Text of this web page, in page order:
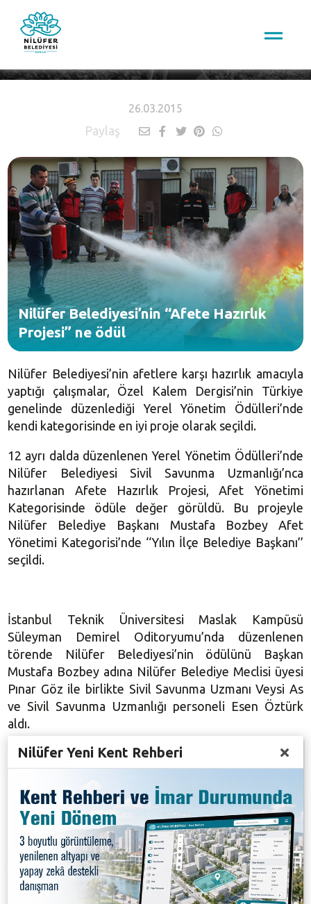
26.03.2015
Paylaş
Nilüfer Belediyesi’nin “Afete Hazırlık
Projesi” ne ödül
Nilüfer Belediyesi’nin afetlere karşı hazırlık amacıyla
yaptığı çalışmalar, Özel Kalem Dergisi’nin Türkiye
genelinde düzenlediği Yerel Yönetim Ödülleri’nde
kendi kategorisinde en iyi proje olarak seçildi.
12 ayrı dalda düzenlenen Yerel Yönetim Ödülleri’nde
Nilüfer Belediyesi Sivil Savunma Uzmanlığı’nca
hazırlanan Afete Hazırlık Projesi, Afet Yönetimi
Kategorisinde ödüle değer görüldü. Bu projeyle
Nilüfer Belediye Başkanı Mustafa Bozbey Afet
Yönetimi Kategorisi’nde ‘‘Yılın İlçe Belediye Başkanı’’
seçildi.
İstanbul Teknik Üniversitesi Maslak Kampüsü
Süleyman Demirel Oditoryumu’nda düzenlenen
törende Nilüfer Belediyesi’nin ödülünü Başkan
Mustafa Bozbey adına Nilüfer Belediye Meclisi üyesi
Pınar Göz ile birlikte Sivil Savunma Uzmanı Veysi As
ve Sivil Savunma Uzmanlığı personeli Esen Öztürk
aldı.
Nilüfer Belediyesi’nin ödüle değer görülen Afete
Hazırlık Projesi, yerel yönetim kurumu olarak ilçenin
doğal ve insan kaynaklı her türlü afetlerde, deprem,
yangın gibi risklere karşı hazırlıklı olmasını sağlamak
amacını taşıyan bir takım çalışmasını kapsıyor.
Nilüfer’de uygulamaya geçirilen proje, mahallelere
afet konteynırları yerleştirilmesi, bilinçlendirme
Nilüfer Yeni Kent Rehberi